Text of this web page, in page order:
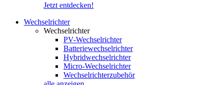
Jetzt entdecken!
Wechselrichter
Wechselrichter
PV-Wechselrichter
Batteriewechselrichter
Hybridwechselrichter
Micro-Wechselrichter
Wechselrichterzubehör